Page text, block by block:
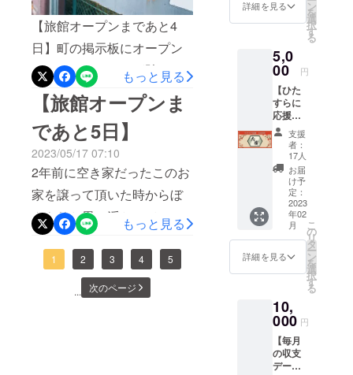
【旅館オープンまであと4
日】町の掲示板にオープン
イベントのチラシが貼られ
てる！子供の頃に何気なく
見ていた町のチラシにはこ
んなにも想いが詰まってい
たのか....主催側になるとわ
かるものですな。
もっと見る
【旅館オープンま
であと5日】
2023/05/17 07:10
2年前に空き家だったこのお
家を譲って頂いた時からぼ
んやりと思い浮かべていた
道を一歩ずつ一歩ずつ進ん
でおります。色々なメディ
アも注目してくださりイベ
もっと見る
1 2 3 4 5
... 次のページ
け。 リ
ターン
とし
持ちを
込めて
感謝の
メール
を送ら
せてい
ただき
ます。
詳細を見る ン
を
選
択
す
る
5,0
00 円
【ひた
すらに
応援
5,000
円】 こ
のプロ
ジェク
トを、
この夢
をただ
ただ応
援した
い方向
け。 リ
ターン
とし
たすら
に感謝
の音声
データ
を送ら
せてい
支援
者：
17人
お届
け予
定：
2023
年02
月
詳細を見る
こ
の
リ
タ
ー
ン
を
選
択
す
る
10,
000 円
【毎月
の収支
データ